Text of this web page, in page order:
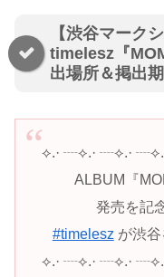
【渋谷マーク
timelesz『
出場所＆掲出
⟡.· ┈⟡.· ┈⟡.·
⠀⠀⠀ALBUM『
⠀⠀⠀⠀⠀発売を記
#timelesz が渋
⟡.· ┈⟡.· ┈⟡.·